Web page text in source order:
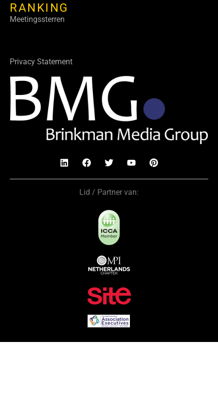
RANKING
Meetingssterren
Privacy Statement
Lid / Partner van: